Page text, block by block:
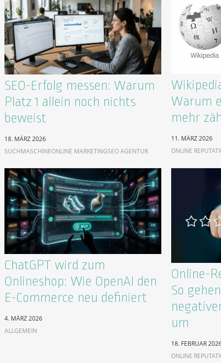
SEO-Erfolg messen: Warum
Platz 1 allein noch nichts
beweist
18. MÄRZ 2026
SUCHMASCHINEONLINE MARKETINGSEO AGENTUR
Warum
mehr
11. MÄRZ 2026
ONLINE
ChatGPT wird zum
Onlineshop: Wie OpenAI den
E-Commerce neu definiert
4. MÄRZ 2026
ALLGEMEIN
Online-
So
um
18. FEBRUAR
ONLINE